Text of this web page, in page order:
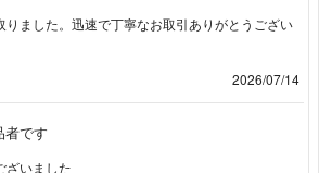
りました。迅速で丁寧なお取引ありがとうござい
2026/07/14
者です
ざいました